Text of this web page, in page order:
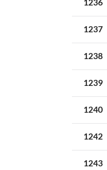
1236
1237
1238
1239
1240
1242
1243